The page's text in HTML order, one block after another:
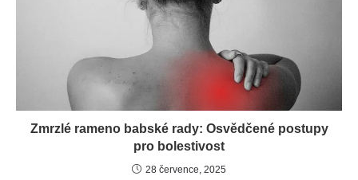
Zmrzlé rameno babské rady: Osvědčené postupy
pro bolestivost
28 července, 2025